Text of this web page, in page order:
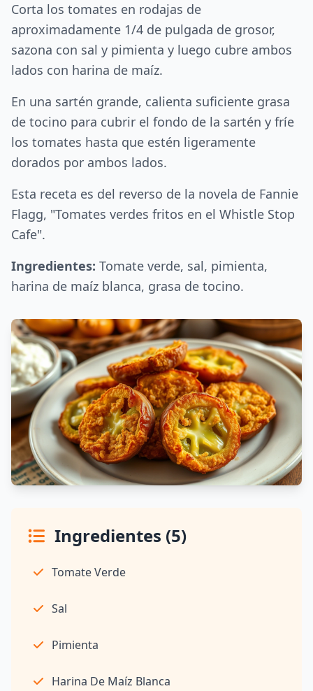
Corta los tomates en rodajas de
aproximadamente 1/4 de pulgada de grosor,
sazona con sal y pimienta y luego cubre ambos
lados con harina de maíz.
En una sartén grande, calienta suficiente grasa
de tocino para cubrir el fondo de la sartén y fríe
los tomates hasta que estén ligeramente
dorados por ambos lados.
Esta receta es del reverso de la novela de Fannie
Flagg, "Tomates verdes fritos en el Whistle Stop
Cafe".
Ingredientes: Tomate verde, sal, pimienta,
harina de maíz blanca, grasa de tocino.
Ingredientes (5)
Tomate Verde
Sal
Pimienta
Harina De Maíz Blanca